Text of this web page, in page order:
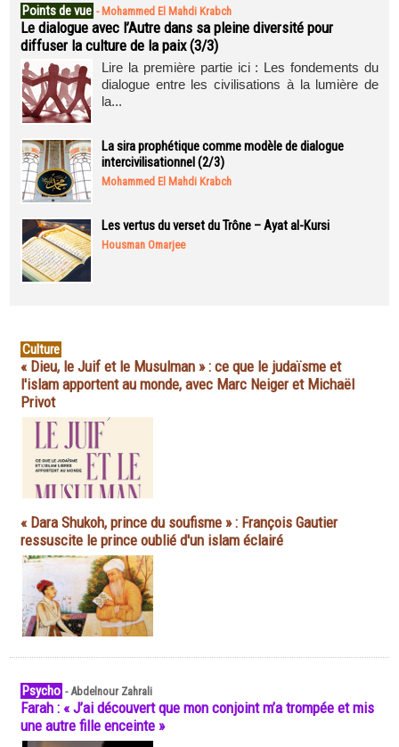
Points de vue - Mohammed El Mahdi Krabch
Le dialogue avec l’Autre dans sa pleine diversité pour
diffuser la culture de la paix (3/3)
Lire la première partie ici : Les fondements du
dialogue entre les civilisations à la lumière de
la...
La sira prophétique comme modèle de dialogue
intercivilisationnel (2/3)
Mohammed El Mahdi Krabch
Les vertus du verset du Trône – Ayat al-Kursi
Housman Omarjee
Culture
« Dieu, le Juif et le Musulman » : ce que le judaïsme et
l'islam apportent au monde, avec Marc Neiger et Michaël
Privot
« Dara Shukoh, prince du soufisme » : François Gautier
ressuscite le prince oublié d'un islam éclairé
Psycho -Abdelnour Zahrali
Farah : « J’ai découvert que mon conjoint m’a trompée et mis
une autre fille enceinte »